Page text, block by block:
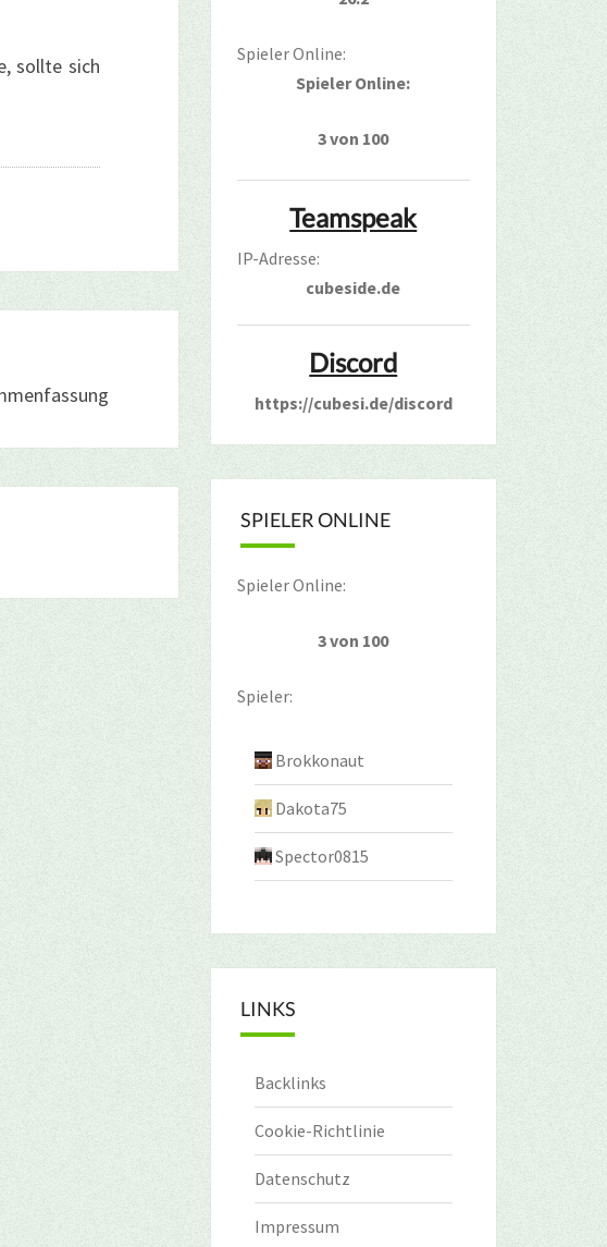
sollte sich
Spieler Online:
Spieler Online:
3 von 100
Teamspeak
IP-Adresse:
cubeside.de
Discord
https://cubesi.de/discord
SPIELER ONLINE
Spieler Online:
3 von 100
Spieler:
Brokkonaut
Dakota75
Spector0815
LINKS
Backlinks
Cookie-Richtlinie
Datenschutz
Impressum